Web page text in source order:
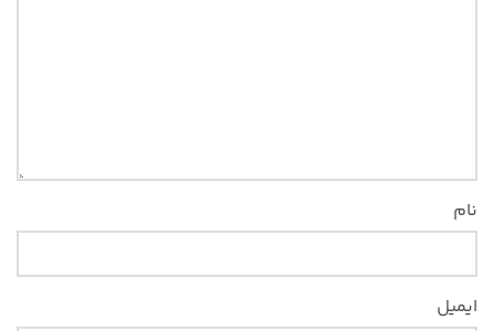
نام
ایمیل